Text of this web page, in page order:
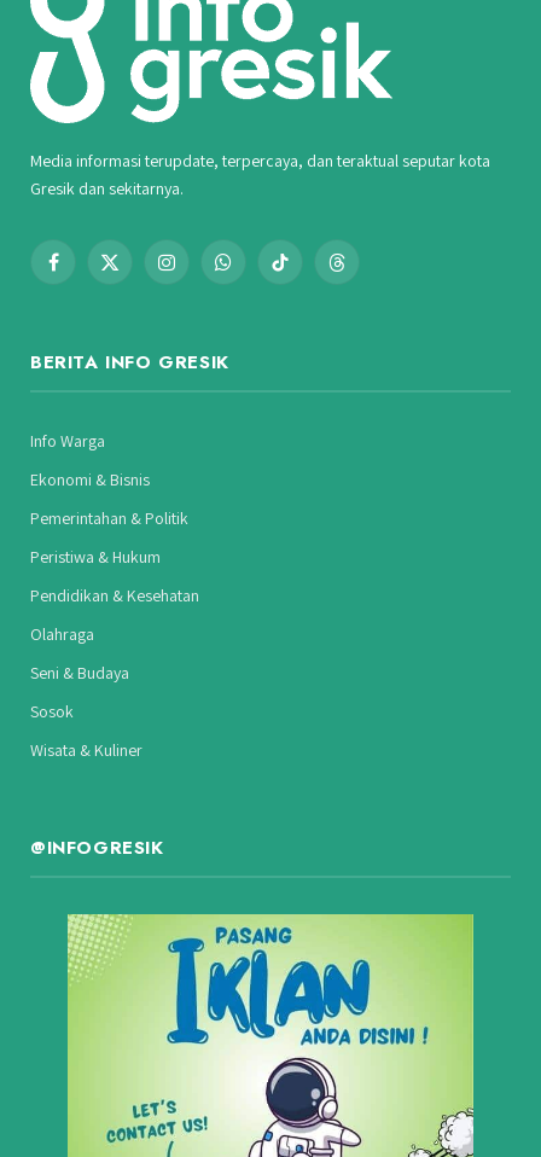
Media informasi terupdate, terpercaya, dan teraktual seputar kota
Gresik dan sekitarnya.
Facebook
X
InstagramWhatsAppTikTok Threads
BERITA INFO GRESIK
Info Warga
Ekonomi & Bisnis
Pemerintahan & Politik
Peristiwa & Hukum
Pendidikan & Kesehatan
Olahraga
Seni & Budaya
Sosok
Wisata & Kuliner
@INFOGRESIK